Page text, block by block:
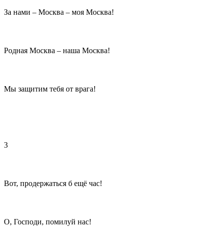
За нами – Москва – моя Москва!
Родная Москва – наша Москва!
Мы защитим тебя от врага!
3
Вот, продержаться б ещё час!
О, Господи, помилуй нас!